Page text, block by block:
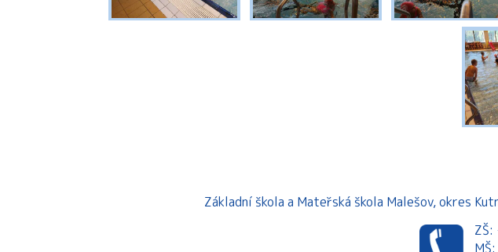
Základní škola a Mateřská škola Malešov, okres